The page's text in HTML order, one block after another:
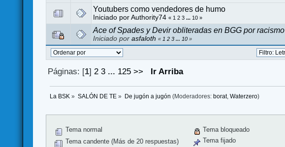
Youtubers como vendedores de humo
Iniciado porAuthority74 « 1 2 3 ... 10 »
Ace of Spades y Devir obliteradas en BGG por racismo
Iniciado porasfaloth « 1 2 3 ... 10 »
Páginas: [1] 2 3 ... 125 >> Ir Arriba
La BSK » SALÓN DE TE» De jugón a jugón (Moderadores: borat, Waterzero)
Tema normal
Tema candente (Más de 20 respuestas)
Tema bloqueado
Tema fijado